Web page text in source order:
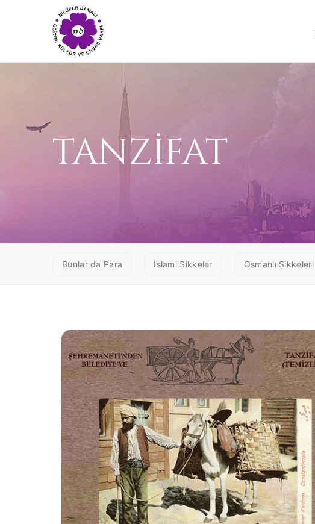
TANZİFAT
Bunlar da Para İslami Sikkeler Osmanlı Sikkeleri